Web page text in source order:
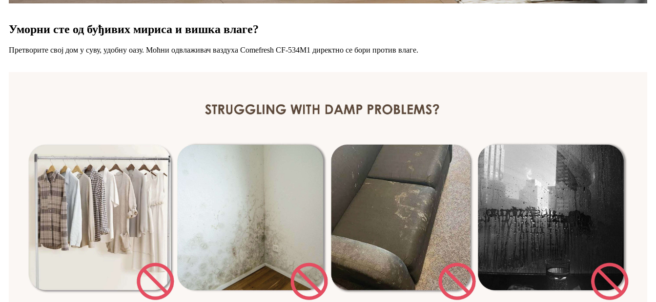
Уморни сте од буђивих мириса и вишка влаге?
Претворите свој дом у суву, удобну оазу. Моћни одвлаживач ваздуха Comefresh CF-534M1 директно се бори против влаге.